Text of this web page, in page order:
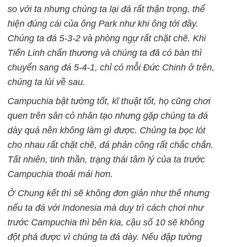
so với ta nhưng chúng ta lại đá rất thận trọng, thể
hiện đúng cái của ông Park như khi ông tới đây.
Chúng ta đá 5-3-2 và phòng ngự rất chặt chẽ. Khi
Tiến Linh chấn thương và chúng ta đã có bàn thì
chuyển sang đá 5-4-1, chỉ có mỗi Đức Chinh ở trên,
chúng ta lùi về sau.
Campuchia bật tường tốt, kĩ thuật tốt, họ cũng chơi
quen trên sân cỏ nhân tạo nhưng gặp chúng ta đá
dày quá nên không làm gì được. Chúng ta bọc lót
cho nhau rất chặt chẽ, đá phản công rất chắc chắn.
Tất nhiên, tinh thần, trạng thái tâm lý của ta trước
Campuchia thoải mái hơn.
Ở Chung kết thì sẽ không đơn giản như thế nhưng
nếu ta đá với Indonesia mà duy trì cách chơi như
trước Campuchia thì bên kia, cậu số 10 sẽ không
đột phá được vì chúng ta đá dày. Nếu đập tường